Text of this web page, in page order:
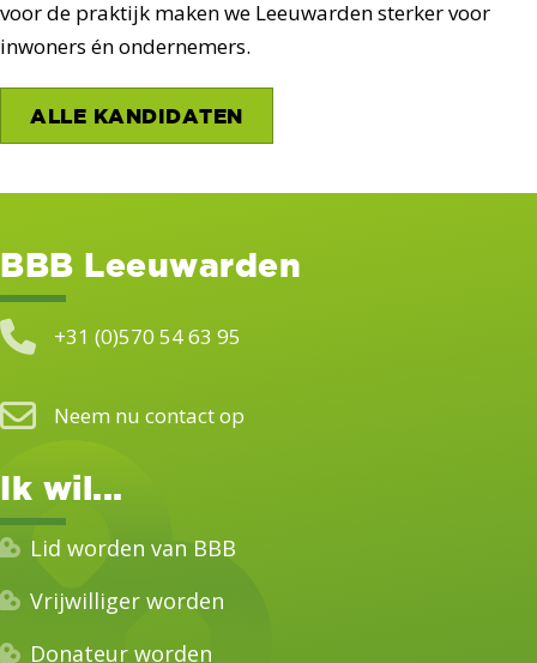
voor de praktijk maken we Leeuwarden sterker voor
inwoners én ondernemers.
ALLE KANDIDATEN
BBB Leeuwarden
+31 (0)570 54 63 95
Neem nu contact op
Ik wil...
Lid worden van BBB
Vrijwilliger worden
Donateur worden